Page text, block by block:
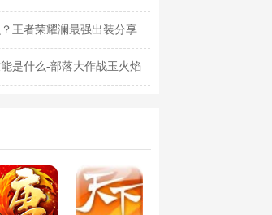
王者荣耀澜最强出装分享
是什么-部落大作战玉火焰